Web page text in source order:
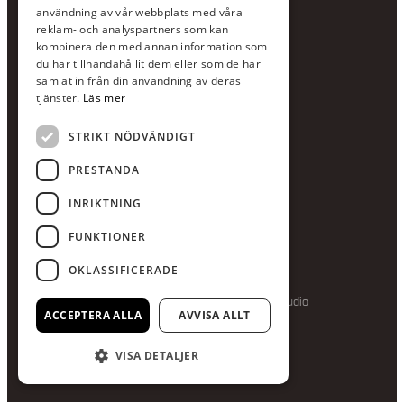
E-post:info@scandcon.se
BESÖKSADRESS
Backagårdsgatan 9
511 57 Kinna
UPPGIFTER
Orgnummer
559375-8161
Swishnummer
123-615 05 28
Producerad av Gota Media Brand Studio
användning av vår webbplats med våra
reklam- och analyspartners som kan
kombinera den med annan information som
du har tillhandahållit dem eller som de har
samlat in från din användning av deras
tjänster. Läs mer
STRIKT NÖDVÄNDIGT
PRESTANDA
INRIKTNING
FUNKTIONER
OKLASSIFICERADE
ACCEPTERA ALLA AVVISA ALLT
VISA DETALJER